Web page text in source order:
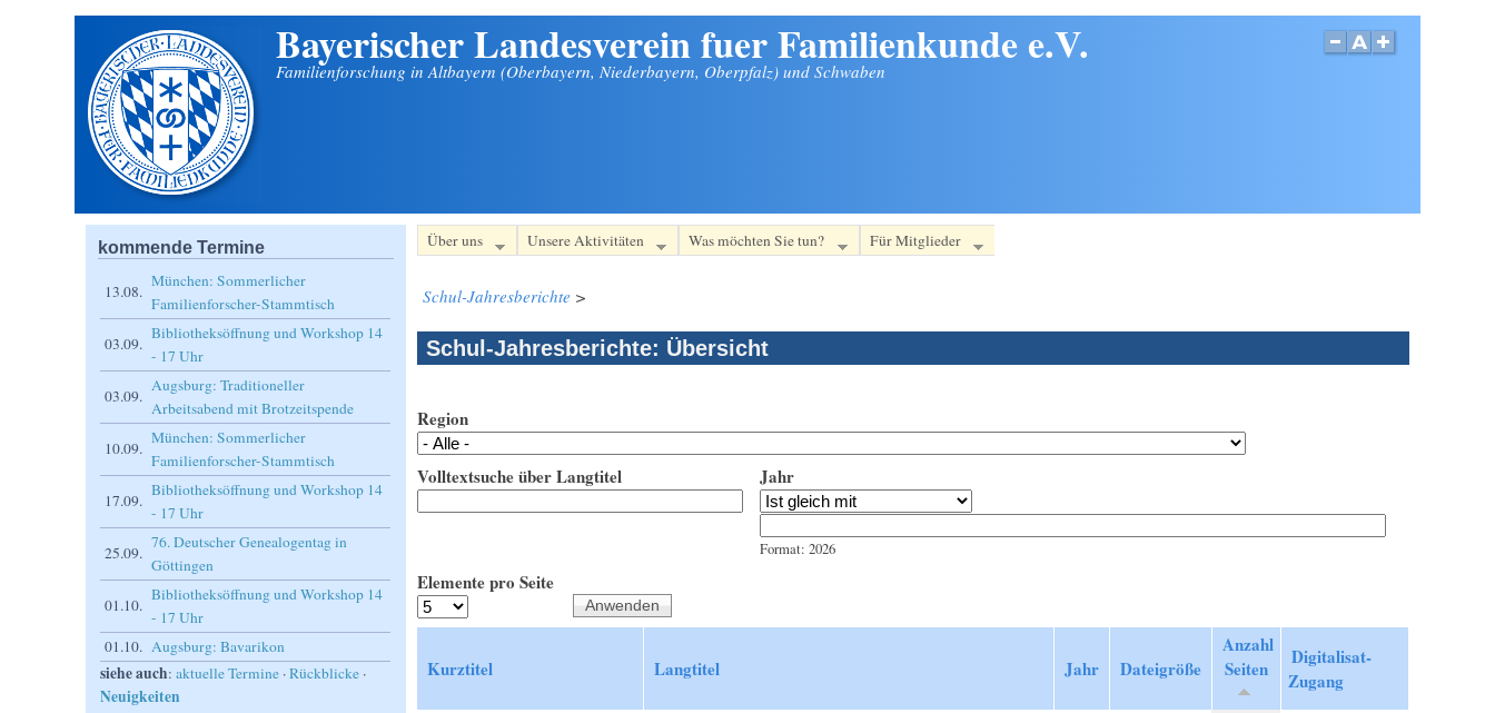
Bayerischer Landesverein fuer Familienkunde e.V.
Familienforschung in Altbayern (Oberbayern, Niederbayern, Oberpfalz) und Schwaben
Über uns Unsere Aktivitäten Was möchten Sie tun? Für Mitglieder
Schul-Jahresberichte >
Schul-Jahresberichte: Übersicht
Region
Volltextsuche über Langtitel
Jahr
Format: 2026
Elemente pro Seite
Kurztitel Langtitel Jahr Dateigröße
Anzahl
Seiten
Digitalisat-
Zugang
kommende Termine
13.08.
München: Sommerlicher
Familienforscher-Stammtisch
03.09.
Bibliotheksöffnung und Workshop 14
- 17 Uhr
03.09.
Augsburg: Traditioneller
Arbeitsabend mit Brotzeitspende
10.09.
München: Sommerlicher
Familienforscher-Stammtisch
17.09.
Bibliotheksöffnung und Workshop 14
- 17 Uhr
25.09.
76. Deutscher Genealogentag in
Göttingen
01.10.
Bibliotheksöffnung und Workshop 14
- 17 Uhr
01.10. Augsburg: Bavarikon
siehe auch:aktuelle Termine ·Rückblicke ·
Neuigkeiten